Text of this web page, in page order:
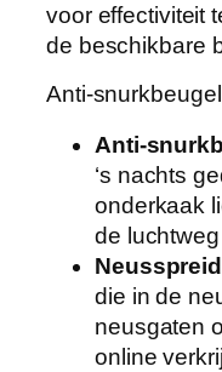
voor effectiviteit
de beschikbare
Anti-
Anti-
‘s nachts
onderkaak
de
die in de
neusgaten
online